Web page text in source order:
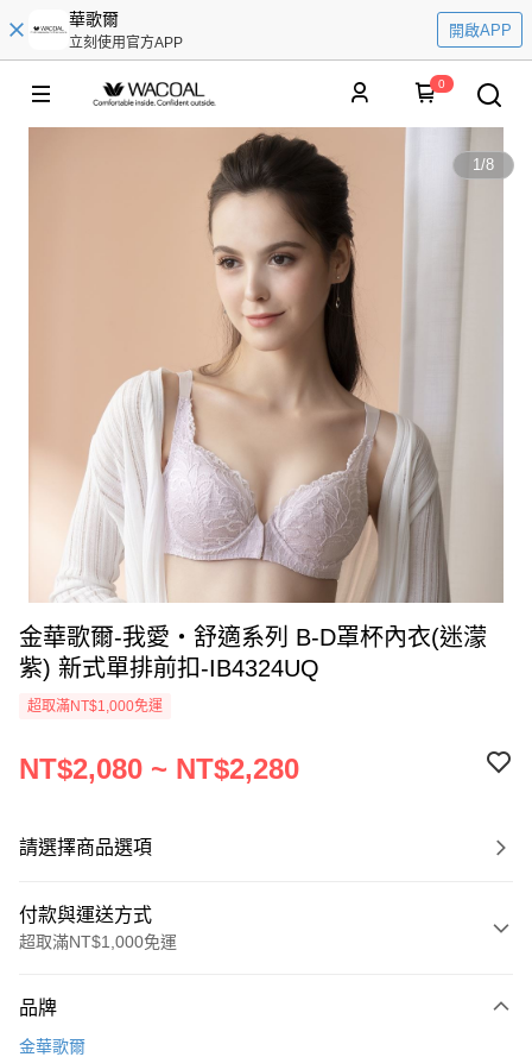
華歌爾
立刻使用官方APP
開啟APP
0
1/8
金華歌爾-我愛‧舒適系列 B-D罩杯內衣(迷濛
紫) 新式單排前扣-IB4324UQ
超取滿NT$1,000免運
NT$2,080 ~ NT$2,280
請選擇商品選項
付款與運送方式
超取滿NT$1,000免運
信用卡一次付款
品牌
金華歌爾